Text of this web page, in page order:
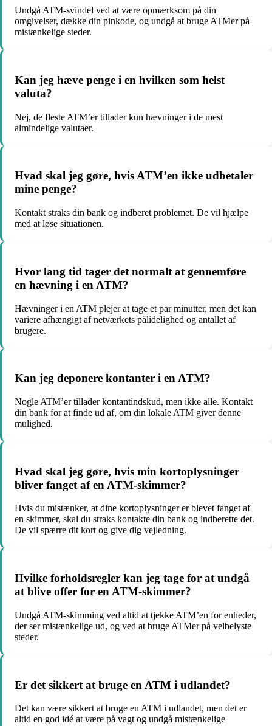
Undgå ATM-svindel ved at være opmærksom på din
omgivelser, dække din pinkode, og undgå at bruge ATMer på
mistænkelige steder.
Kan jeg hæve penge i en hvilken som helst
valuta?
Nej, de fleste ATM’er tillader kun hævninger i de mest
almindelige valutaer.
Hvad skal jeg gøre, hvis ATM’en ikke udbetaler
mine penge?
Kontakt straks din bank og indberet problemet. De vil hjælpe
med at løse situationen.
Hvor lang tid tager det normalt at gennemføre
en hævning i en ATM?
Hævninger i en ATM plejer at tage et par minutter, men det kan
variere afhængigt af netværkets pålidelighed og antallet af
brugere.
Kan jeg deponere kontanter i en ATM?
Nogle ATM’er tillader kontantindskud, men ikke alle. Kontakt
din bank for at finde ud af, om din lokale ATM giver denne
mulighed.
Hvad skal jeg gøre, hvis min kortoplysninger
bliver fanget af en ATM-skimmer?
Hvis du mistænker, at dine kortoplysninger er blevet fanget af
en skimmer, skal du straks kontakte din bank og indberette det.
De vil spærre dit kort og give dig vejledning.
Hvilke forholdsregler kan jeg tage for at undgå
at blive offer for en ATM-skimmer?
Undgå ATM-skimming ved altid at tjekke ATM’en for enheder,
der ser mistænkelige ud, og ved at bruge ATMer på velbelyste
steder.
Er det sikkert at bruge en ATM i udlandet?
Det kan være sikkert at bruge en ATM i udlandet, men det er
altid en god idé at være på vagt og undgå mistænkelige